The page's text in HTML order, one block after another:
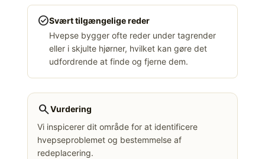
check_circleSvært tilgængelige reder
Hvepse bygger ofte reder under tagrender
eller i skjulte hjørner, hvilket kan gøre det
udfordrende at finde og fjerne dem.
searchVurdering
Vi inspicerer dit område for at identificere
hvepseproblemet og bestemmelse af
redeplacering.